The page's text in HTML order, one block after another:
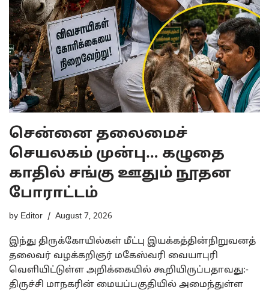
சென்னை தலைமைச்
செயலகம் முன்பு… கழுதை
காதில் சங்கு ஊதும் நூதன
போராட்டம்
by Editor August 7, 2026
இந்து திருக்கோயில்கள் மீட்பு இயக்கத்தின்நிறுவனத்
தலைவர் வழக்கறிஞர் மகேஸ்வரி வையாபுரி
வெளியிட்டுள்ள அறிக்கையில் கூறியிருப்பதாவது:-
திருச்சி மாநகரின் மையப்பகுதியில் அமைந்துள்ள